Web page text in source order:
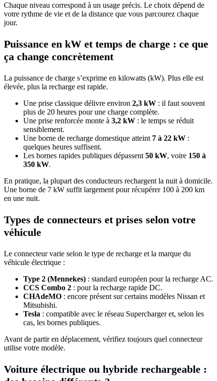
Chaque niveau correspond à un usage précis. Le choix dépend de
votre rythme de vie et de la distance que vous parcourez chaque
jour.
Puissance en kW et temps de charge : ce que
ça change concrètement
La puissance de charge s’exprime en kilowatts (kW). Plus elle est
élevée, plus la recharge est rapide.
Une prise classique délivre environ 2,3 kW : il faut souvent
plus de 20 heures pour une charge complète.
Une prise renforcée monte à 3,2 kW : le temps se réduit
sensiblement.
Une borne de recharge domestique atteint 7 à 22 kW :
quelques heures suffisent.
Les bornes rapides publiques dépassent 50 kW, voire 150 à
350 kW.
En pratique, la plupart des conducteurs rechargent la nuit à domicile.
Une borne de 7 kW suffit largement pour récupérer 100 à 200 km
en une nuit.
Types de connecteurs et prises selon votre
véhicule
Le connecteur varie selon le type de recharge et la marque du
véhicule électrique :
Type 2 (Mennekes) : standard européen pour la recharge AC.
CCS Combo 2 : pour la recharge rapide DC.
CHAdeMO : encore présent sur certains modèles Nissan et
Mitsubishi.
Tesla : compatible avec le réseau Supercharger et, selon les
cas, les bornes publiques.
Avant de partir en déplacement, vérifiez toujours quel connecteur
utilise votre modèle.
Voiture électrique ou hybride rechargeable :